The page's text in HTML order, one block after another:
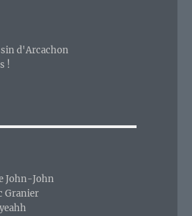
d'Arcachon
!
John-John
Granier